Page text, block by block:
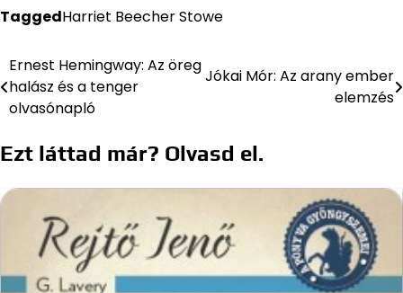
TaggedHarriet Beecher Stowe
Bejegyzés
navigáció
Ernest Hemingway: Az öreg
halász és a tenger
olvasónapló
Jókai Mór: Az arany ember
elemzés
Ezt láttad már? Olvasd el.